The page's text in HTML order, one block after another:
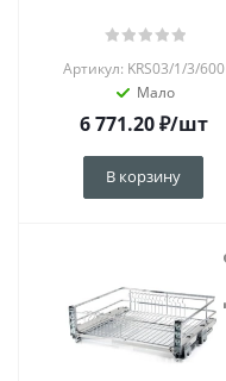
Артикул: KRS03/1/3/600
Мало
6 771.20₽/шт
В корзину